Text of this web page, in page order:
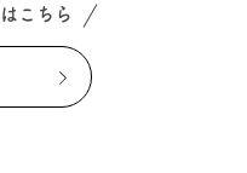
こちら